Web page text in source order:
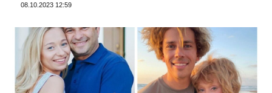
08.10.2023 12:59